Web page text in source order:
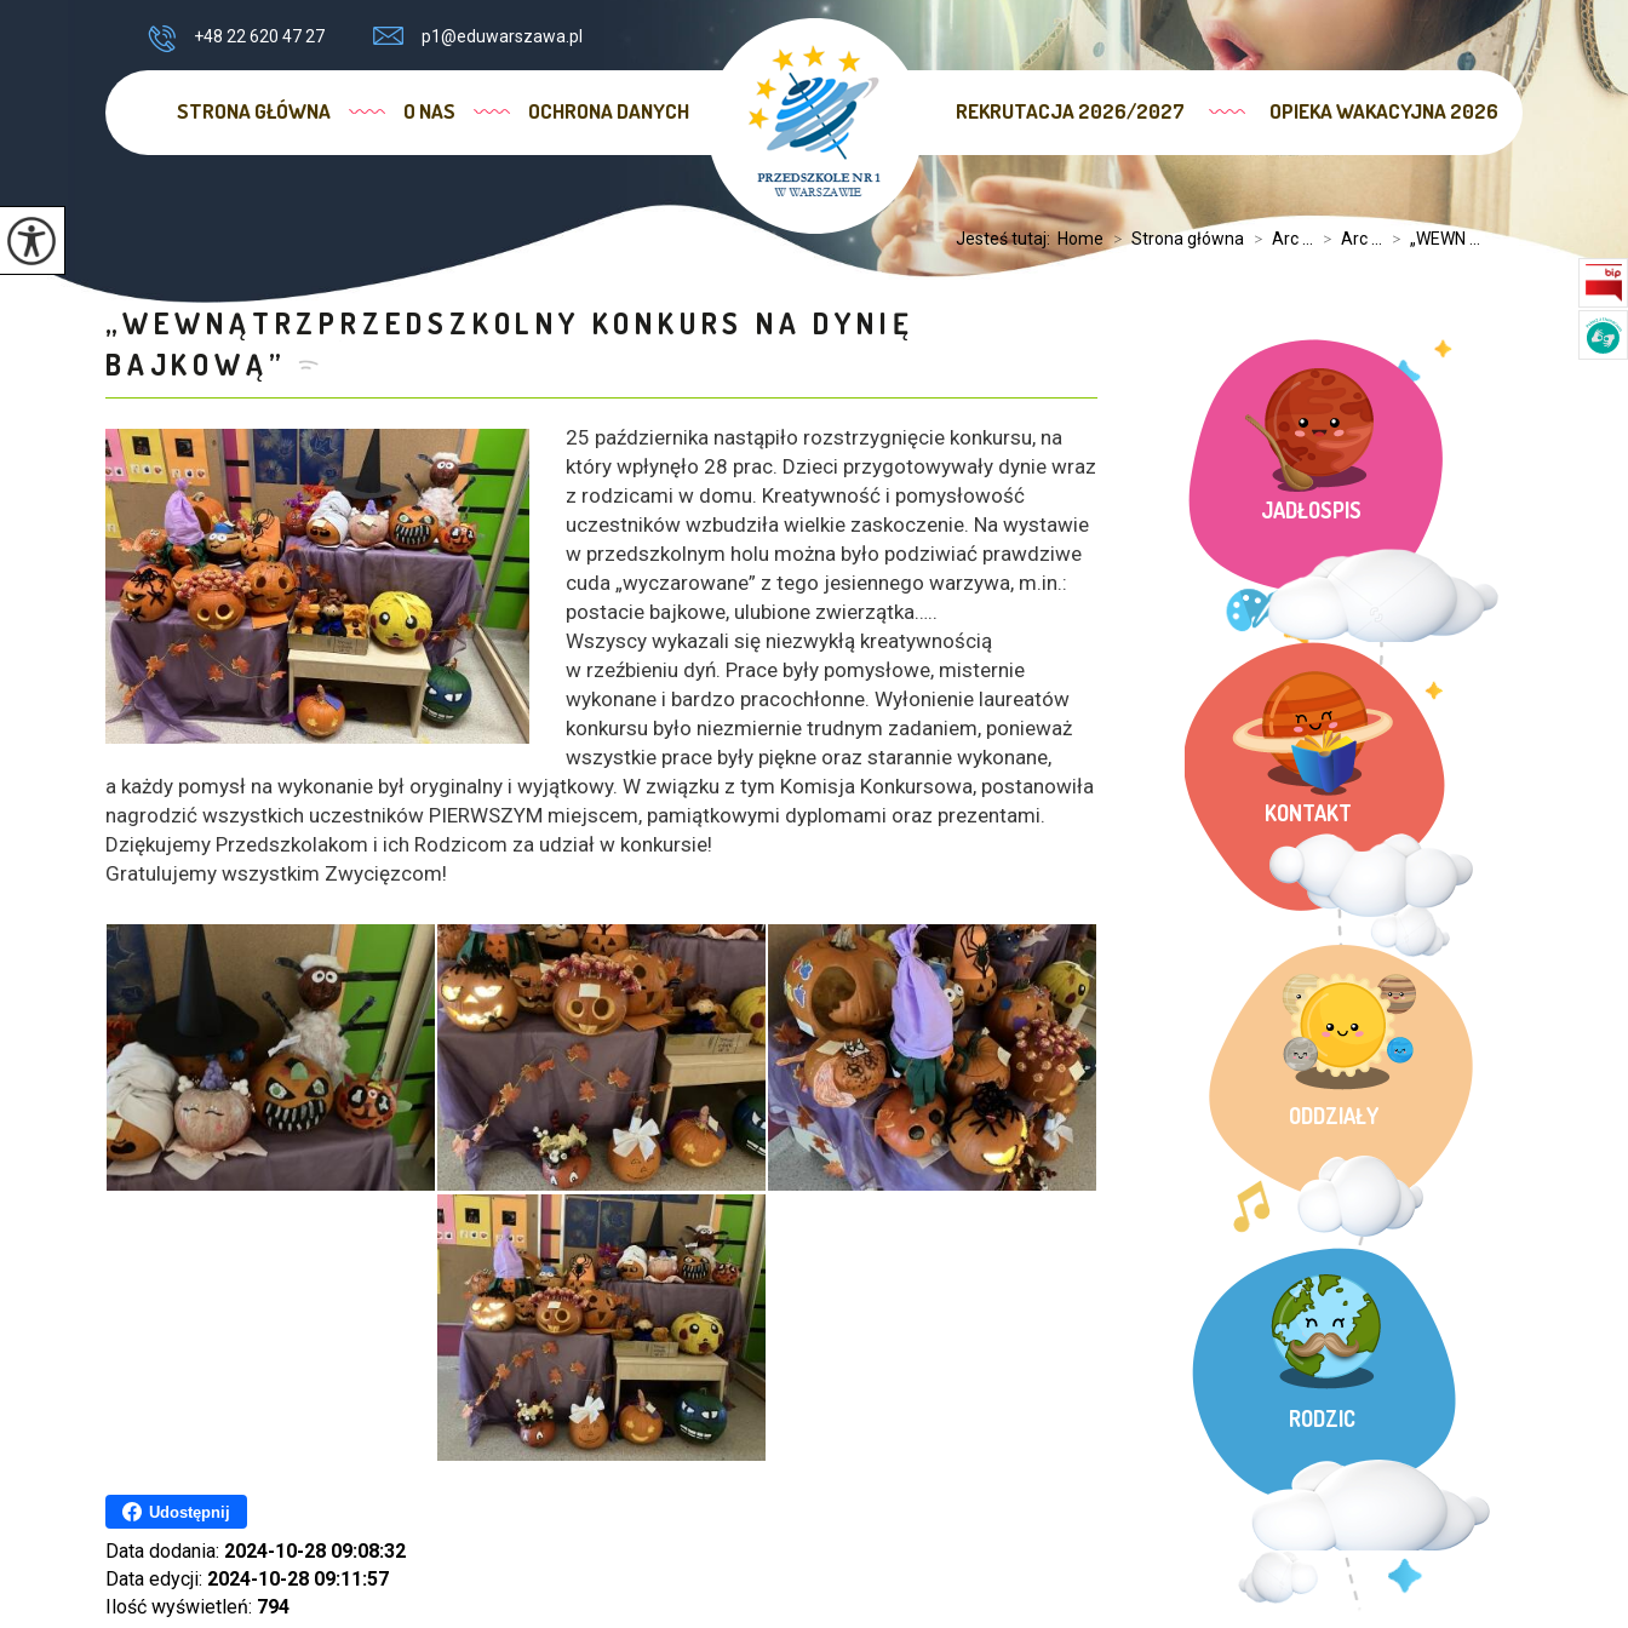
p1@eduwarszawa.pl
+48 22 620 47 27
STRONA GŁÓWNA O NAS OCHRONA DANYCH REKRUTACJA 2026/2027 OPIEKA WAKACYJNA 2026
Jesteś tutaj: Home > Strona główna > Arc ... > Arc ... > „WEWN ...
„WEWNĄTRZPRZEDSZKOLNY KONKURS NA DYNIĘ
BAJKOWĄ”
25 października nastąpiło rozstrzygnięcie konkursu, na
który wpłynęło 28 prac. Dzieci przygotowywały dynie wraz
z rodzicami w domu. Kreatywność i pomysłowość
uczestników wzbudziła wielkie zaskoczenie. Na wystawie
w przedszkolnym holu można było podziwiać prawdziwe
cuda „wyczarowane” z tego jesiennego warzywa, m.in.:
postacie bajkowe, ulubione zwierzątka…..
Wszyscy wykazali się niezwykłą kreatywnością
w rzeźbieniu dyń. Prace były pomysłowe, misternie
wykonane i bardzo pracochłonne. Wyłonienie laureatów
konkursu było niezmiernie trudnym zadaniem, ponieważ
wszystkie prace były piękne oraz starannie wykonane,
a każdy pomysł na wykonanie był oryginalny i wyjątkowy. W związku z tym Komisja Konkursowa, postanowiła
nagrodzić wszystkich uczestników PIERWSZYM miejscem, pamiątkowymi dyplomami oraz prezentami.
Dziękujemy Przedszkolakom i ich Rodzicom za udział w konkursie!
Gratulujemy wszystkim Zwycięzcom!
Udostępnij
Data dodania: 2024-10-28 09:08:32
Data edycji: 2024-10-28 09:11:57
Ilość wyświetleń: 794
JADŁOSPIS
KONTAKT
ODDZIAŁY
RODZIC